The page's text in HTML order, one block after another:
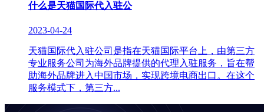
什么是天猫国际代入驻公
2023-04-24
天猫国际代入驻公司是指在天猫国际平台上，由第三方
专业服务公司为海外品牌提供的代理入驻服务，旨在帮
助海外品牌进入中国市场，实现跨境电商出口。在这个
服务模式下，第三方...